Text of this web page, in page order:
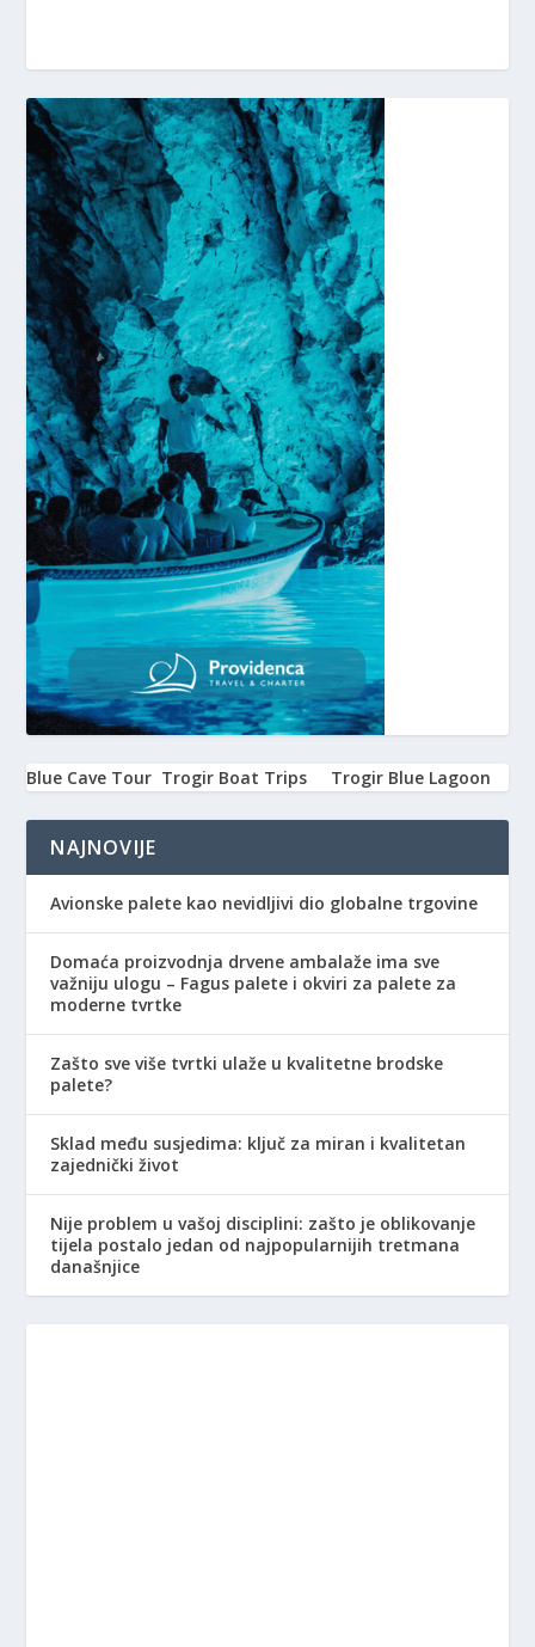
Blue Cave Tour Trogir Boat Trips Trogir Blue Lagoon
NAJNOVIJE
Avionske palete kao nevidljivi dio globalne trgovine
Domaća proizvodnja drvene ambalaže ima sve
važniju ulogu – Fagus palete i okviri za palete za
moderne tvrtke
Zašto sve više tvrtki ulaže u kvalitetne brodske
palete?
Sklad među susjedima: ključ za miran i kvalitetan
zajednički život
Nije problem u vašoj disciplini: zašto je oblikovanje
tijela postalo jedan od najpopularnijih tretmana
današnjice